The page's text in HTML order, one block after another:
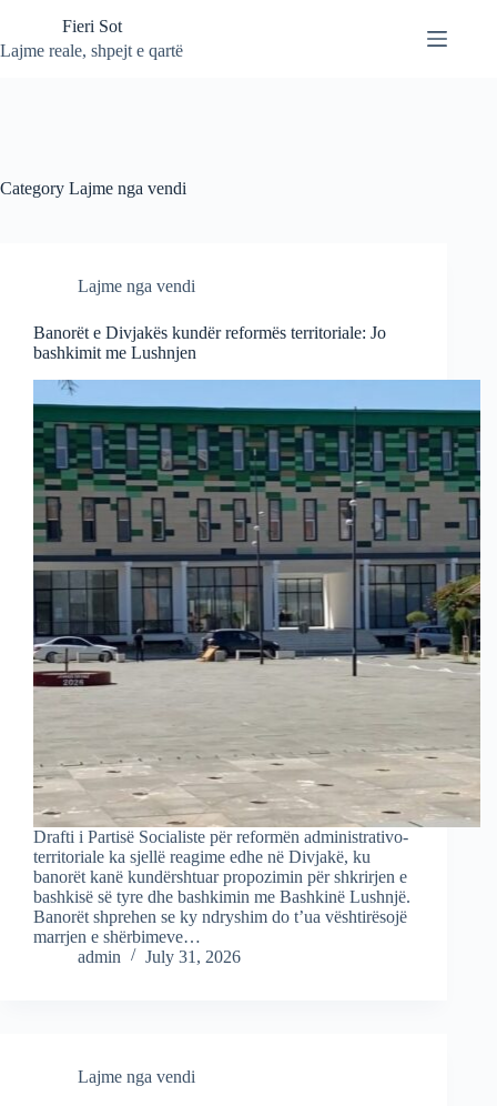
content
Fieri Sot
Lajme reale, shpejt e qartë
Category Lajme nga vendi
Lajme nga vendi
Banorët e Divjakës kundër reformës territoriale: Jo
bashkimit me Lushnjen
Drafti i Partisë Socialiste për reformën administrativo-
territoriale ka sjellë reagime edhe në Divjakë, ku
banorët kanë kundërshtuar propozimin për shkrirjen e
bashkisë së tyre dhe bashkimin me Bashkinë Lushnjë.
Banorët shprehen se ky ndryshim do t’ua vështirësojë
marrjen e shërbimeve…
admin
July 31, 2026
Lajme nga vendi